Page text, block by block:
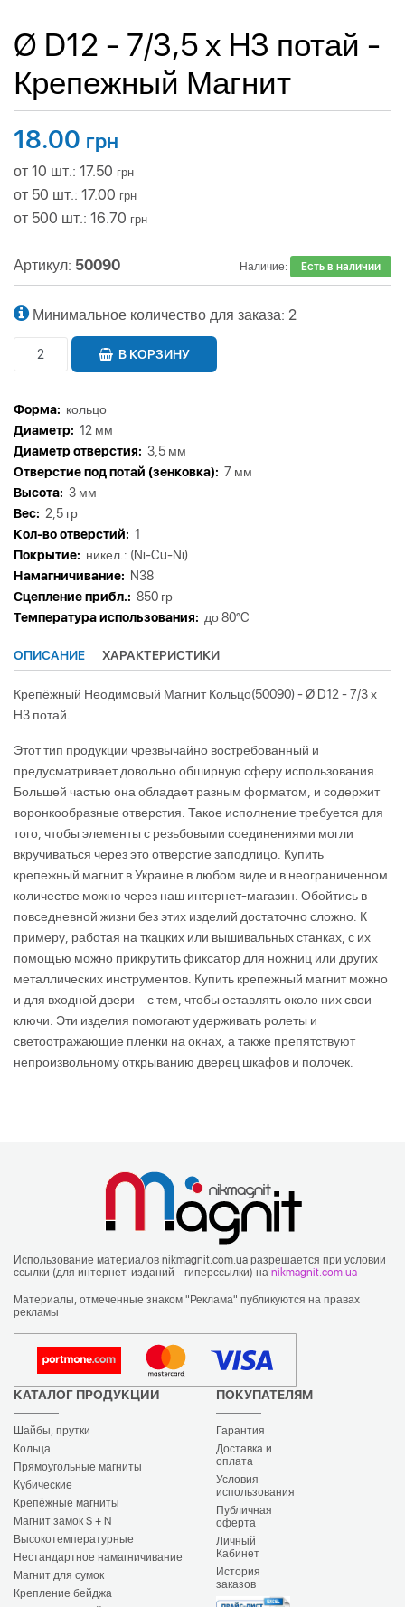
Ø D12 - 7/3,5 х H3 потай -
Крепежный Магнит
18.00 грн
от 10 шт.: 17.50 грн
от 50 шт.: 17.00 грн
от 500 шт.: 16.70 грн
Артикул: 50090 Наличие: Есть в наличии
Минимальное количество для заказа: 2
В КОРЗИНУ
Форма: кольцо
Диаметр: 12 мм
Диаметр отверстия: 3,5 мм
Отверстие под потай (зенковка): 7 мм
Высота: 3 мм
Вес: 2,5 гр
Кол-во отверстий: 1
Покрытие: никел.: (Ni-Cu-Ni)
Намагничивание: N38
Сцепление прибл.: 850 гр
Tемпература использования: до 80°C
ОПИСАНИЕ ХАРАКТЕРИСТИКИ
Крепёжный Неодимовый Магнит Кольцо(50090) - Ø D12 - 7/3 х
H3 потай.
Этот тип продукции чрезвычайно востребованный и
предусматривает довольно обширную сферу использования.
Большей частью она обладает разным форматом, и содержит
воронкообразные отверстия. Такое исполнение требуется для
того, чтобы элементы с резьбовыми соединениями могли
вкручиваться через это отверстие заподлицо. Купить
крепежный магнит в Украине в любом виде и в неограниченном
количестве можно через наш интернет-магазин. Обойтись в
повседневной жизни без этих изделий достаточно сложно. К
примеру, работая на ткацких или вышивальных станках, с их
помощью можно прикрутить фиксатор для ножниц или других
металлических инструментов. Купить крепежный магнит можно
и для входной двери – с тем, чтобы оставлять около них свои
ключи. Эти изделия помогают удерживать ролеты и
светоотражающие пленки на окнах, а также препятствуют
непроизвольному открыванию дверец шкафов и полочек.
Использование материалов nikmagnit.com.ua разрешается при условии
ссылки (для интернет-изданий - гиперссылки) на nikmagnit.com.ua
Материалы, отмеченные знаком "Реклама" публикуются на правах
рекламы
КАТАЛОГ ПРОДУКЦИИ
Шайбы, прутки
Кольца
Прямоугольные магниты
Кубические
Крепёжные магниты
Магнит замок S + N
Высокотемпературные
Нестандартное намагничивание
Магнит для сумок
Крепление бейджа
ПОКУПАТЕЛЯМ
Гарантия
Доставка и
оплата
Условия
использования
Публичная
оферта
Личный
Кабинет
История
заказов